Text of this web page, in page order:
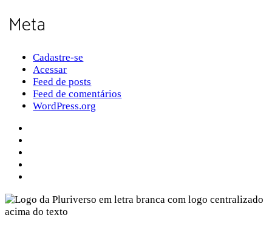
Meta
Cadastre-se
Acessar
Feed de posts
Feed de comentários
WordPress.org